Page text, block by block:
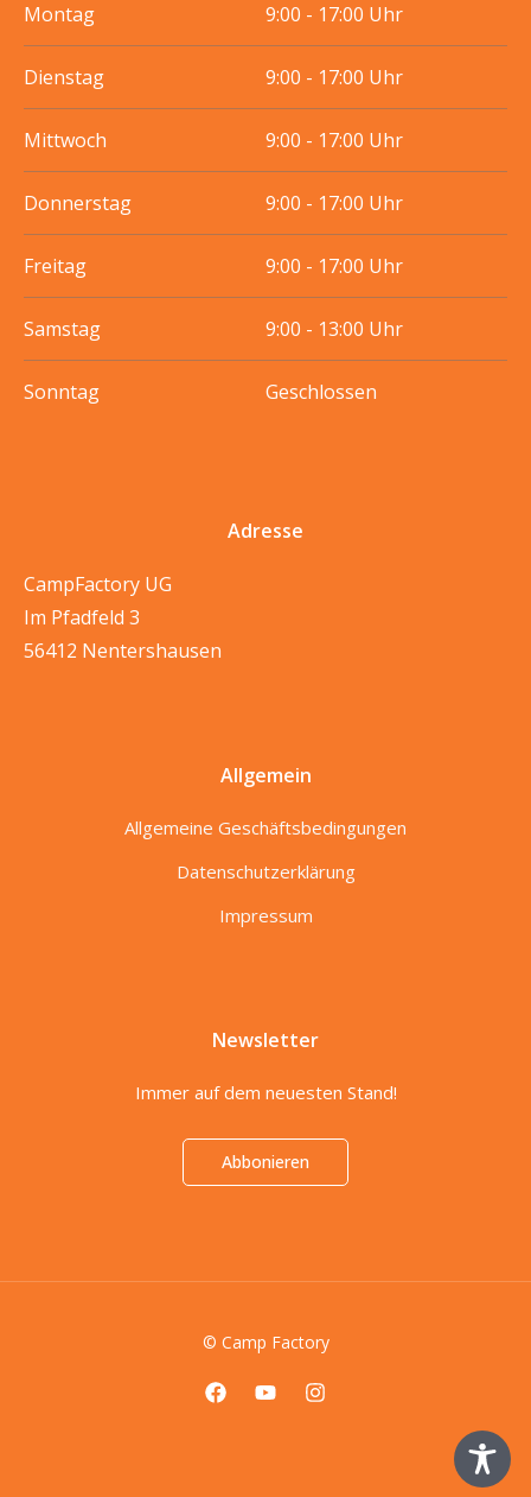
Montag 9:00 - 17:00 Uhr
Dienstag 9:00 - 17:00 Uhr
Mittwoch 9:00 - 17:00 Uhr
Donnerstag 9:00 - 17:00 Uhr
Freitag 9:00 - 17:00 Uhr
Samstag 9:00 - 13:00 Uhr
Sonntag Geschlossen
Adresse
CampFactory UG
Im Pfadfeld 3
56412 Nentershausen
Allgemein
Allgemeine Geschäftsbedingungen
Datenschutzerklärung
Impressum
Newsletter
Immer auf dem neuesten Stand!
Abbonieren
© Camp Factory